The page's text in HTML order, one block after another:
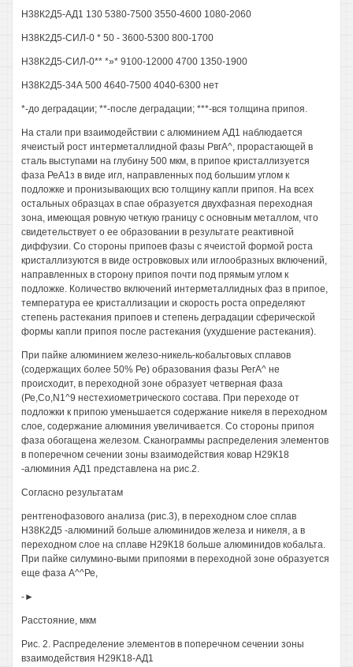
Н38К2Д5-АД1 130 5380-7500 3550-4600 1080-2060
Н38К2Д5-СИЛ-0 * 50 - 3600-5300 800-1700
Н38К2Д5-СИЛ-0** *»* 9100-12000 4700 1350-1900
Н38К2Д5-34А 500 4640-7500 4040-6300 нет
*-до деградации; **-после деградации; ***-вся толщина припоя.
На стали при взаимодействии с алюминием АД1 наблюдается
ячеистый рост интерметаллидной фазы РвгА^, прорастающей в
сталь выступами на глубину 500 мкм, в припое кристаллизуется
фаза РеА1з в виде игл, направленных под большим углом к
подложке и пронизывающих всю толщину капли припоя. На всех
остальных образцах в спае образуется двухфазная переходная
зона, имеющая ровную четкую границу с основным металлом, что
свидетельствует о ее образовании в результате реактивной
диффузии. Со стороны припоев фазы с ячеистой формой роста
кристаллизуются в виде островковых или иглообразных включений,
направленных в сторону припоя почти под прямым углом к
подложке. Количество включений интерметаллидных фаз в припое,
температура ее кристаллизации и скорость роста определяют
степень растекания припоев и степень деградации сферической
формы капли припоя после растекания (ухудшение растекания).
При пайке алюминием железо-никель-кобальтовых сплавов
(содержащих более 50% Ре) образования фазы РегА^ не
происходит, в переходной зоне образует четверная фаза
(Ре,Со,N1^9 нестехиометрического состава. При переходе от
подложки к припою уменьшается содержание никеля в переходном
слое, содержание алюминия увеличивается. Со стороны припоя
фаза обогащена железом. Сканограммы распределения элементов
в поперечном сечении зоны взаимодействия ковар Н29К18
-алюминия АД1 представлена на рис.2.
Согласно результатам
рентгенофазового анализа (рис.3), в переходном слое сплав
Н38К2Д5 -алюминий больше алюминидов железа и никеля, а в
переходном слое на сплаве Н29К18 больше алюминидов кобальта.
При пайке силумино-выми припоями в переходной зоне образуется
еще фаза А^^Ре,
-►
Расстояние, мкм
Рис. 2. Распределение элементов в поперечном сечении зоны
взаимодействия Н29К18-АД1